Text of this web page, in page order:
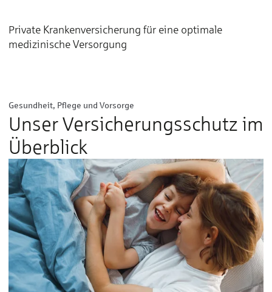
Private Krankenversicherung für eine optimale
medizinische Versorgung
Gesundheit, Pflege und Vorsorge
Unser Versicherungs­schutz im
Überblick